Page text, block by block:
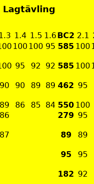
Lagtävling
1.4 1.5 1.6BC2 2.1
100100 95 585 100
95 92 92 585 100
90 90 89 89 462 95
89 86 85 84 550 100
86 279 95
87 89 89
95 95
182 92